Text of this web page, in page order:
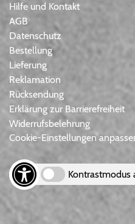
Hilfe und Kontakt
AGB
Datenschutz
Bestellung
Lieferung
Reklamation
Rücksendung
Erklärung zur Barrierefreiheit
Widerrufsbelehrung
Cookie-Einstellungen
Kontrastmodus